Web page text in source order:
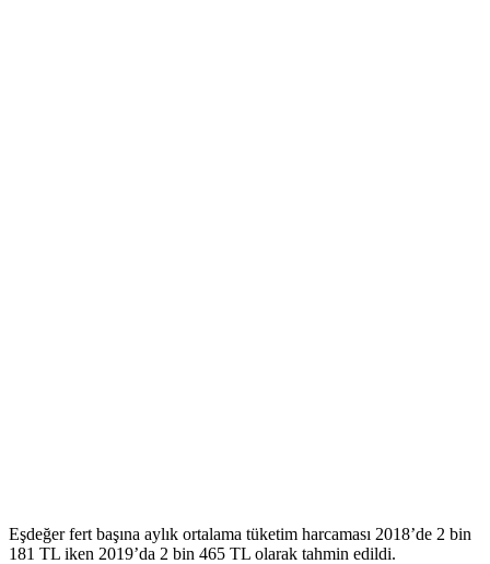
Eşdeğer fert başına aylık ortalama tüketim harcaması 2018’de 2 bin
181 TL iken 2019’da 2 bin 465 TL olarak tahmin edildi.